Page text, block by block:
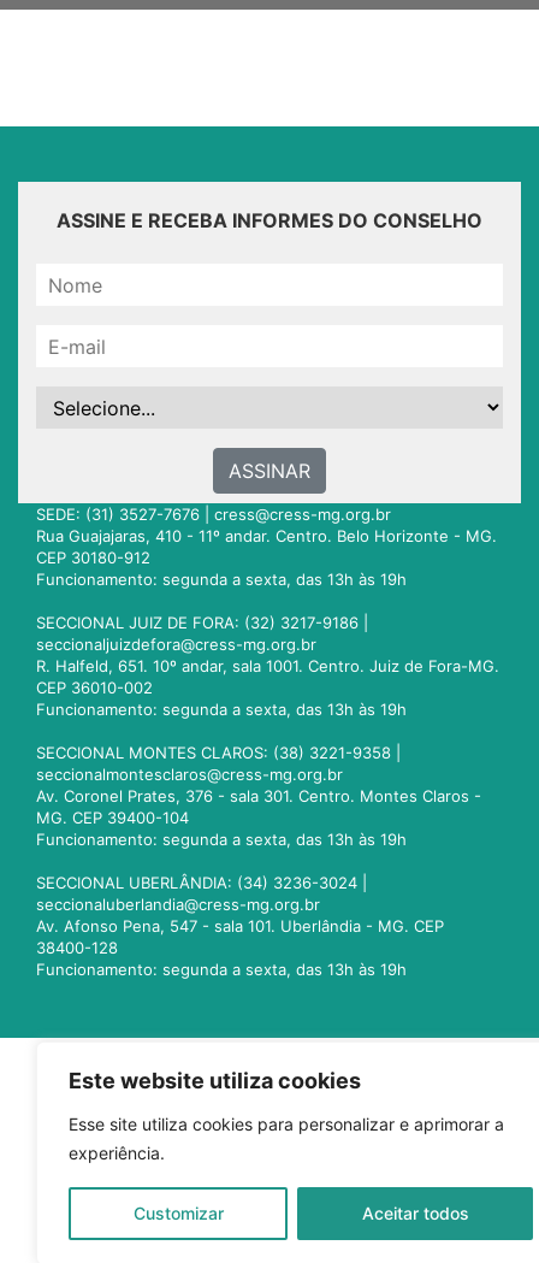
Este website utiliza cookies
Esse site utiliza cookies para personalizar e aprimorar a
experiência.
Customizar Aceitar todos
ASSINE E RECEBA INFORMES DO CONSELHO
ASSINAR
SEDE: (31) 3527-7676 | cress@cress-mg.org.br
Rua Guajajaras, 410 - 11º andar. Centro. Belo Horizonte - MG.
CEP 30180-912
Funcionamento: segunda a sexta, das 13h às 19h
SECCIONAL JUIZ DE FORA: (32) 3217-9186 |
seccionaljuizdefora@cress-mg.org.br
R. Halfeld, 651. 10º andar, sala 1001. Centro. Juiz de Fora-MG.
CEP 36010-002
Funcionamento: segunda a sexta, das 13h às 19h
SECCIONAL MONTES CLAROS: (38) 3221-9358 |
seccionalmontesclaros@cress-mg.org.br
Av. Coronel Prates, 376 - sala 301. Centro. Montes Claros -
MG. CEP 39400-104
Funcionamento: segunda a sexta, das 13h às 19h
SECCIONAL UBERLÂNDIA: (34) 3236-3024 |
seccionaluberlandia@cress-mg.org.br
Av. Afonso Pena, 547 - sala 101. Uberlândia - MG. CEP
38400-128
Funcionamento: segunda a sexta, das 13h às 19h